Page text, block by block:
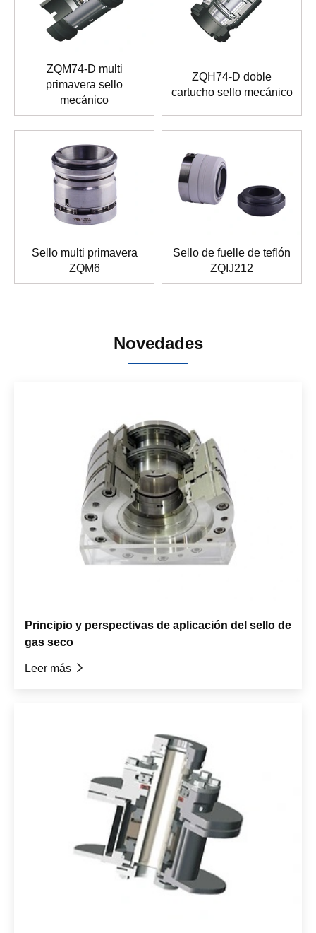
ZQM74-D multi
primavera sello
mecánico
ZQH74-D doble
cartucho sello mecánico
Sello multi primavera
ZQM6
Sello de fuelle de teflón
ZQIJ212
Novedades
Principio y perspectivas de aplicación del sello de
gas seco
Leer más 